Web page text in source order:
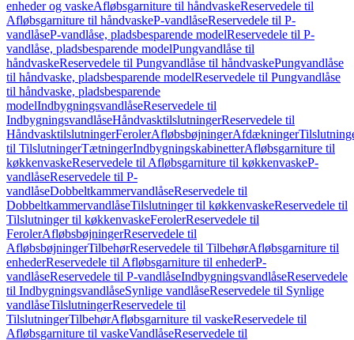
enheder og vaskeAfløbsgarniture til håndvaskeReservedele til
Afløbsgarniture til håndvaskeP-vandlåseReservedele til P-
vandlåseP-vandlåse, pladsbesparende modelReservedele til P-
vandlåse, pladsbesparende modelPungvandlåse til
håndvaskeReservedele til Pungvandlåse til håndvaskePungvandlåse
til håndvaske, pladsbesparende modelReservedele til Pungvandlåse
til håndvaske, pladsbesparende
modelIndbygningsvandlåseReservedele til
IndbygningsvandlåseHåndvasktilslutningerReservedele til
HåndvasktilslutningerFerolerAfløbsbøjningerAfdækninger
til TilslutningerTætningerIndbygningskabinetterAfløbsgarniture til
køkkenvaskeReservedele til Afløbsgarniture til køkkenvaskeP-
vandlåseReservedele til P-
vandlåseDobbeltkammervandlåseReservedele til
DobbeltkammervandlåseTilslutninger til køkkenvaskeReservedele til
Tilslutninger til køkkenvaskeFerolerReservedele til
FerolerAfløbsbøjningerReservedele til
AfløbsbøjningerTilbehørReservedele til TilbehørAfløbsgarniture til
enhederReservedele til Afløbsgarniture til enhederP-
vandlåseReservedele til P-vandlåseIndbygningsvandlåseReservedele
til IndbygningsvandlåseSynlige vandlåseReservedele til Synlige
vandlåseTilslutningerReservedele til
TilslutningerTilbehørAfløbsgarniture til vaskeReservedele til
Afløbsgarniture til vaskeVandlåseReservedele til